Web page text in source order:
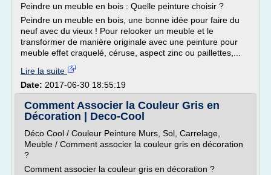
Peindre un meuble en bois : Quelle peinture choisir ?
Peindre un meuble en bois, une bonne idée pour faire du
neuf avec du vieux ! Pour relooker un meuble et le
transformer de manière originale avec une peinture pour
meuble effet craquelé, céruse, aspect zinc ou paillettes,...
Lire la suite
Date: 2017-06-30 18:55:19
Comment Associer la Couleur Gris en
Décoration | Deco-Cool
Déco Cool / Couleur Peinture Murs, Sol, Carrelage,
Meuble / Comment associer la couleur gris en décoration
?
Comment associer la couleur gris en décoration ?